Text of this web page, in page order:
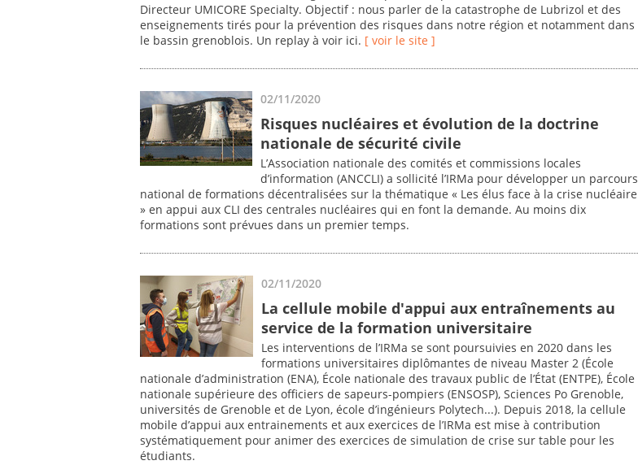
Directeur UMICORE Specialty. Objectif : nous parler de la catastrophe de Lubrizol et des
enseignements tirés pour la prévention des risques dans notre région et notamment dans
le bassin grenoblois. Un replay à voir ici. [ voir le site ]
02/11/2020
Risques nucléaires et évolution de la doctrine
nationale de sécurité civile
L’Association nationale des comités et commissions locales
d’information (ANCCLI) a sollicité l’IRMa pour développer un parcours
national de formations décentralisées sur la thématique « Les élus face à la crise nucléaire
» en appui aux CLI des centrales nucléaires qui en font la demande. Au moins dix
formations sont prévues dans un premier temps.
02/11/2020
La cellule mobile d'appui aux entraînements au
service de la formation universitaire
Les interventions de l’IRMa se sont poursuivies en 2020 dans les
formations universitaires diplômantes de niveau Master 2 (École
nationale d’administration (ENA), École nationale des travaux public de l’État (ENTPE), École
nationale supérieure des officiers de sapeurs-pompiers (ENSOSP), Sciences Po Grenoble,
universités de Grenoble et de Lyon, école d’ingénieurs Polytech...). Depuis 2018, la cellule
mobile d’appui aux entrainements et aux exercices de l’IRMa est mise à contribution
systématiquement pour animer des exercices de simulation de crise sur table pour les
étudiants.